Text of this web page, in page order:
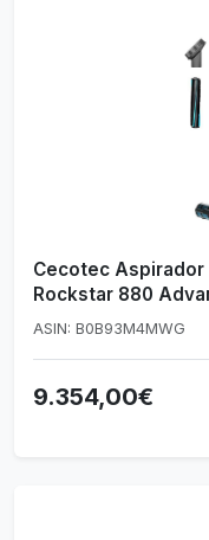
Cecotec Aspirador
Rockstar 880
Cepillo Jalisco y
ASIN: B0B93M4MWG
9.354,00€